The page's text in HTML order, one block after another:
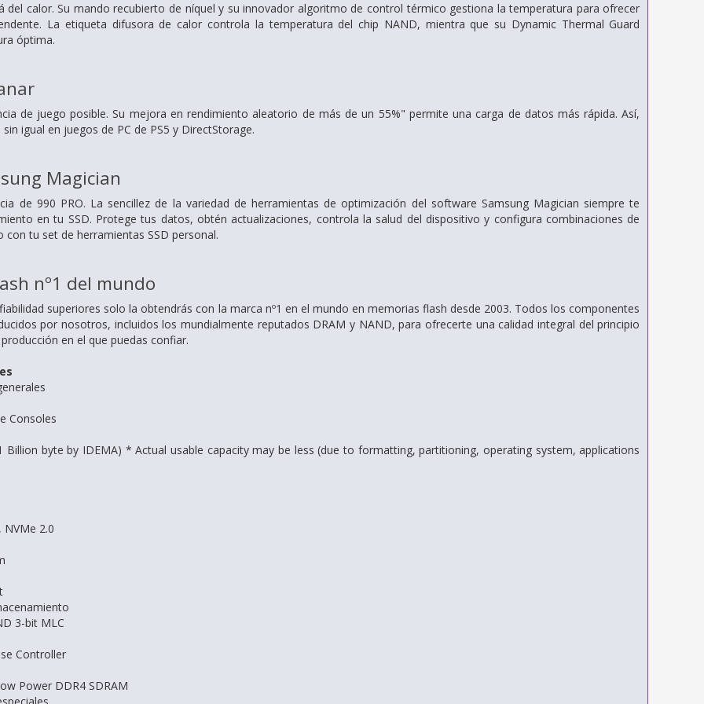
del calor. Su mando recubierto de níquel y su innovador algoritmo de control térmico gestiona la temperatura para ofrecer
La etiqueta difusora de calor controla la temperatura del chip NAND, mientra que su Dynamic Thermal Guard
óptima.
de juego posible. Su mejora en rendimiento aleatorio de más de un 55%" permite una carga de datos más rápida. Así,
igual en juegos de PC de PS5 y DirectStorage.
Magician
de 990 PRO. La sencillez de la variedad de herramientas de optimización del software Samsung Magician siempre te
en tu SSD. Protege tus datos, obtén actualizaciones, controla la salud del dispositivo y configura combinaciones de
con tu set de herramientas SSD personal.
nº1 del mundo
superiores solo la obtendrás con la marca nº1 en el mundo en memorias flash desde 2003. Todos los componentes
por nosotros, incluidos los mundialmente reputados DRAM y NAND, para ofrecerte una calidad integral del principio
en el que puedas confiar.
Consoles
Billion byte by IDEMA) * Actual usable capacity may be less (due to formatting, partitioning, operating system, applications
NVMe 2.0
3-bit MLC
Controller
Power DDR4 SDRAM